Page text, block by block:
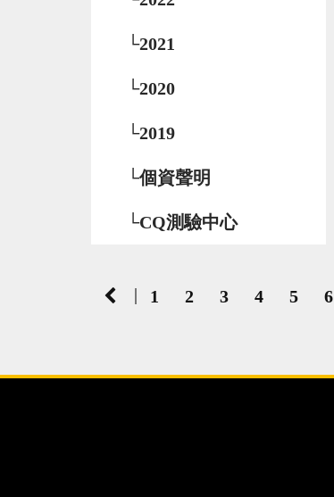
└2021
└2020
└2019
└個資聲明
└CQ測驗中心
| 1 2 3 4 5 6